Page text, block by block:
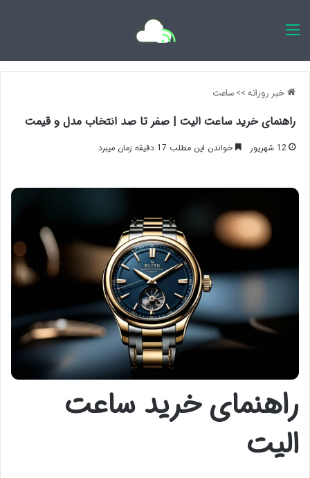
خبر روزانه>>ساعت
راهنمای خرید ساعت الیت | صفر تا صد انتخاب مدل و قیمت
12 شهریور خواندن این مطلب 17 دقیقه زمان میبرد
راهنمای خرید ساعت
الیت